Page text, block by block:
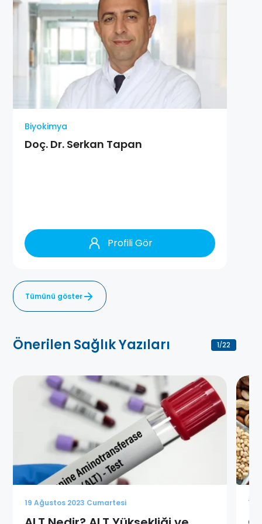
Biyokimya
Doç. Dr. Serkan Tapan
Profili Gör
Tümünü göster
Önerilen Sağlık Yazıları 1/22
19 Ağustos 2023 Cumartesi 19